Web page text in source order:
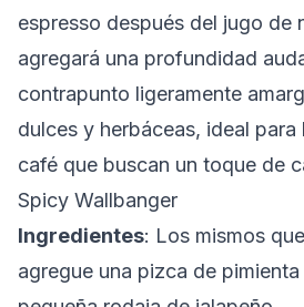
espresso después del jugo de
agregará una profundidad
contrapunto ligeramente
dulces y herbáceas, ideal para
café que buscan un toque de
Spicy Wallbanger
Ingredientes: Los mismos
agregue una pizca de